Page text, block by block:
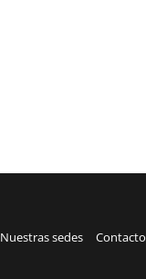
Nuestras sedes Contacto